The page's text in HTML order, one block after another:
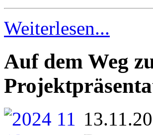
Weiterlesen...
Auf dem Weg